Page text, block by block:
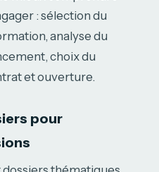
: sélection du
analyse du
choix du
et ouverture.
pour